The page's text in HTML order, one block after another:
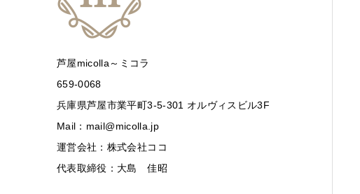
芦屋micolla～ミコラ
659-0068
兵庫県芦屋市業平町3-5-301 オルヴィスビル3F
Mail：mail@micolla.jp
運営会社：株式会社ココ
代表取締役：大島 佳昭